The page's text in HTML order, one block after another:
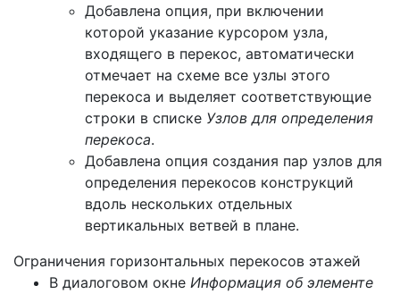
Добавлена опция, при включении
которой указание курсором узла,
входящего в перекос, автоматически
отмечает на схеме все узлы этого
перекоса и выделяет соответствующие
строки в списке Узлов для определения
перекоса.
Добавлена опция создания пар узлов для
определения перекосов конструкций
вдоль нескольких отдельных
вертикальных ветвей в плане.
Ограничения горизонтальных перекосов этажей
В диалоговом окне Информация об элементе